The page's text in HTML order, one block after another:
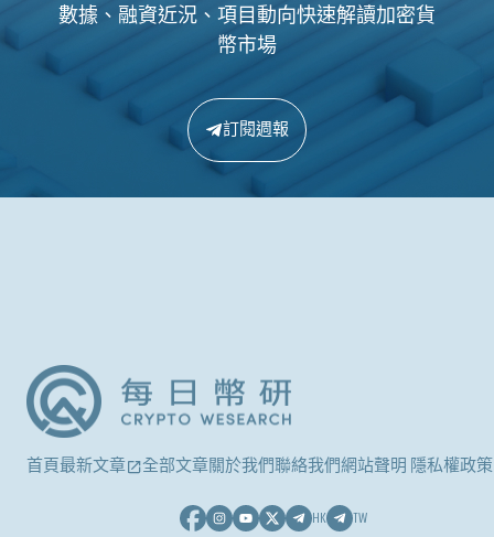
數據、融資近況、項目動向快速解讀加密貨
幣市場
訂閱週報
首頁最新文章 全部文章關於我們聯絡我們網站聲明 隱私權政策
HK TW